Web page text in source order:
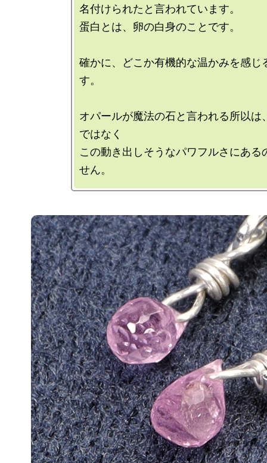
名付けられたと言われています。
蛋白とは、卵の白身のことです。
確かに、どこか有機的な温かみを感じ
す。
オパールが魔法の石と言われる所以は
ではなく
この動き出しそうなパワフルさにある